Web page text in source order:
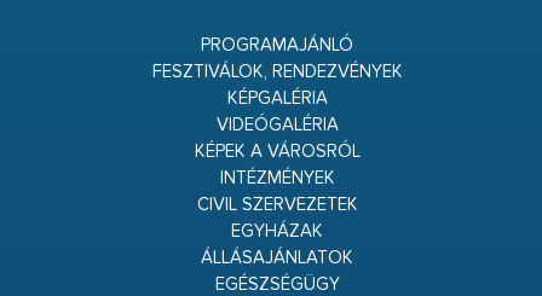
PROGRAMAJÁNLÓ
FESZTIVÁLOK, RENDEZVÉNYEK
KÉPGALÉRIA
VIDEÓGALÉRIA
KÉPEK A VÁROSRÓL
INTÉZMÉNYEK
CIVIL SZERVEZETEK
EGYHÁZAK
ÁLLÁSAJÁNLATOK
EGÉSZSÉGÜGY